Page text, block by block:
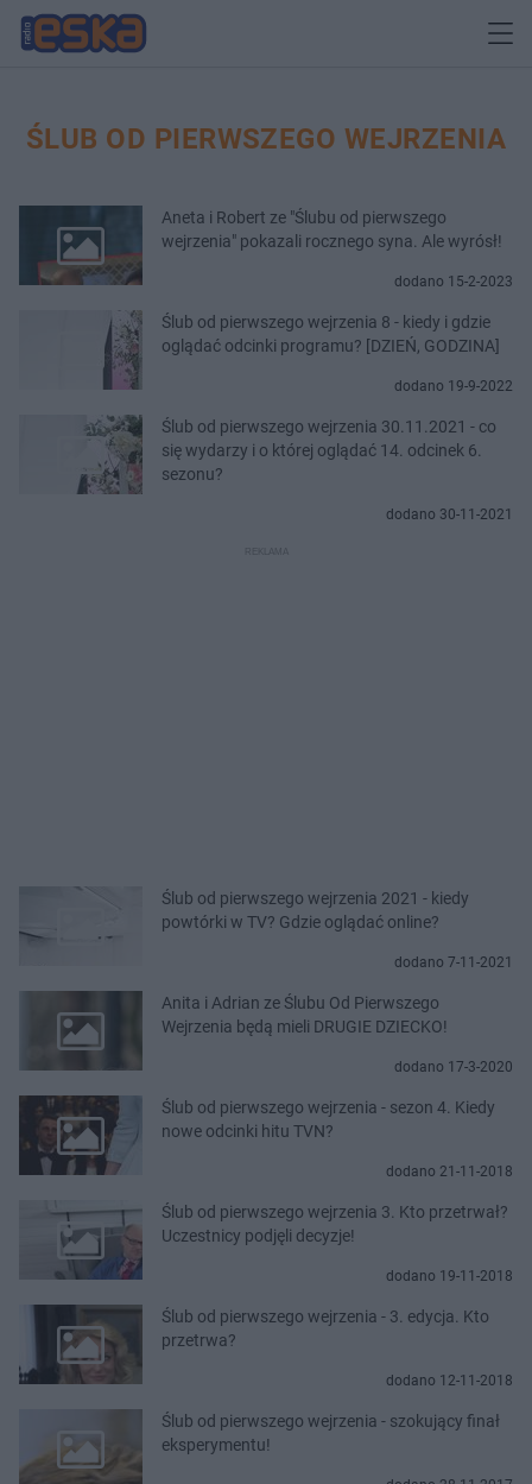
ŚLUB OD PIERWSZEGO WEJRZENIA
Aneta i Robert ze "Ślubu od pierwszego
wejrzenia" pokazali rocznego syna. Ale wyrósł!
dodano 15-2-2023
Ślub od pierwszego wejrzenia 8 - kiedy i gdzie
oglądać odcinki programu? [DZIEŃ, GODZINA]
dodano 19-9-2022
Ślub od pierwszego wejrzenia 30.11.2021 - co
się wydarzy i o której oglądać 14. odcinek 6.
sezonu?
dodano 30-11-2021
Ślub od pierwszego wejrzenia 2021 - kiedy
powtórki w TV? Gdzie oglądać online?
dodano 7-11-2021
Anita i Adrian ze Ślubu Od Pierwszego
Wejrzenia będą mieli DRUGIE DZIECKO!
dodano 17-3-2020
Ślub od pierwszego wejrzenia - sezon 4. Kiedy
nowe odcinki hitu TVN?
dodano 21-11-2018
Ślub od pierwszego wejrzenia 3. Kto przetrwał?
Uczestnicy podjęli decyzje!
dodano 19-11-2018
Ślub od pierwszego wejrzenia - 3. edycja. Kto
przetrwa?
dodano 12-11-2018
Ślub od pierwszego wejrzenia - szokujący finał
eksperymentu!